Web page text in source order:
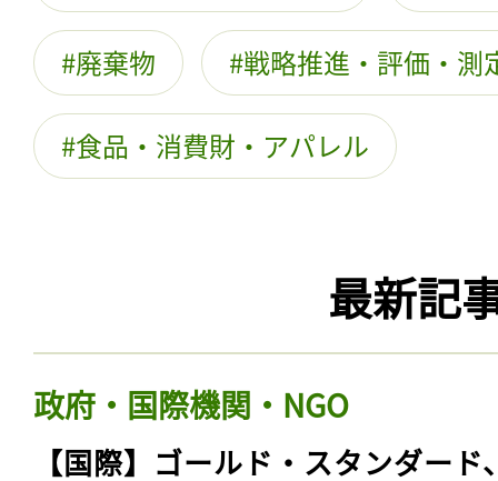
廃棄物 戦略推進・評価・測
食品・消費財・アパレル
最新記
政府・国際機関・NGO
【国際】ゴールド・スタンダード